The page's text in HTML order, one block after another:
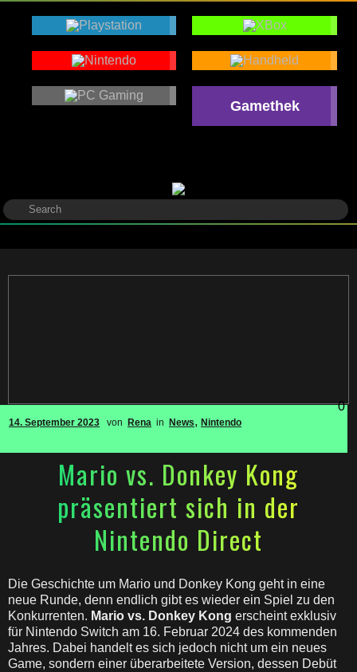
Gamethek
14. September 2023 von Rena in News, Nintendo
0
Mario vs. Donkey Kong
präsentiert sich in der
Nintendo Direct
Die Geschichte um Mario und Donkey Kong geht in eine
neue Runde, denn endlich gibt es wieder ein Spiel zu den
Konkurrenten. Mario vs. Donkey Kong erscheint exklusiv
für Nintendo Switch am 16. Februar 2024 des kommenden
Jahres. Dabei handelt es sich jedoch nicht um ein neues
Game, sondern einer überarbeitete Version, dessen Debüt